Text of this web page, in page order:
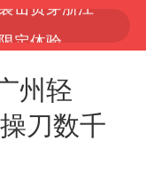
剧已下架
州轻
刀数千